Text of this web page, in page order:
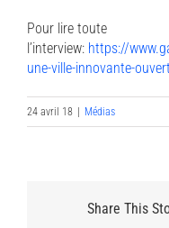
Pour lire toute
l’interview: https://
une-ville-innovante-
24 avril 18 | Médias
Share This